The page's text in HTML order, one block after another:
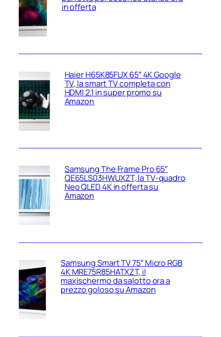
in offerta
Haier H65K85FUX 65″ 4K Google
TV, la smart TV completa con
HDMI 2.1 in super promo su
Amazon
Samsung The Frame Pro 65″
QE65LS03HWUXZT, la TV‑quadro
Neo QLED 4K in offerta su
Amazon
Samsung Smart TV 75″ Micro RGB
4K MRE75R85HATXZT, il
maxischermo da salotto ora a
prezzo goloso su Amazon